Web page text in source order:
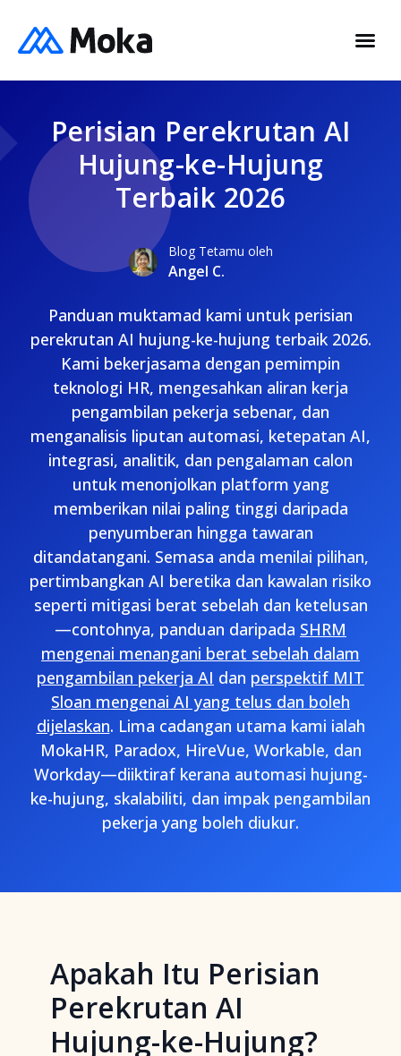
Perisian Perekrutan AI
Hujung-ke-Hujung
Terbaik 2026
Blog Tetamu oleh
Angel C.
Panduan muktamad kami untuk perisian
perekrutan AI hujung-ke-hujung terbaik 2026.
Kami bekerjasama dengan pemimpin
teknologi HR, mengesahkan aliran kerja
pengambilan pekerja sebenar, dan
menganalisis liputan automasi, ketepatan AI,
integrasi, analitik, dan pengalaman calon
untuk menonjolkan platform yang
memberikan nilai paling tinggi daripada
penyumberan hingga tawaran
ditandatangani. Semasa anda menilai pilihan,
pertimbangkan AI beretika dan kawalan risiko
seperti mitigasi berat sebelah dan ketelusan
—contohnya, panduan daripada SHRM
mengenai menangani berat sebelah dalam
pengambilan pekerja AI dan perspektif MIT
Sloan mengenai AI yang telus dan boleh
dijelaskan. Lima cadangan utama kami ialah
MokaHR, Paradox, HireVue, Workable, dan
Workday—diiktiraf kerana automasi hujung-
ke-hujung, skalabiliti, dan impak pengambilan
pekerja yang boleh diukur.
Apakah Itu Perisian
Perekrutan AI
Hujung-ke-Hujung?